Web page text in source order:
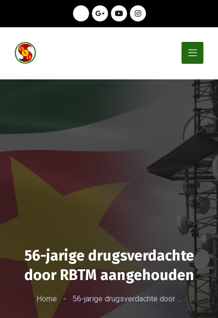
56-jarige drugsverdachte
door RBTM aangehouden
Home - 56-jarige drugsverdachte door ...